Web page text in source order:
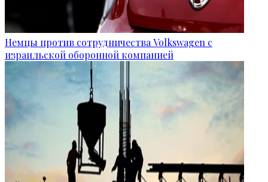
Немцы против сотрудничества Volkswagen с
израильской оборонной компанией